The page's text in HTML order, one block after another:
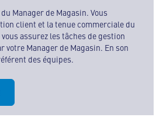
Manager de Magasin. Vous
client et la tenue commerciale du
assurez les tâches de gestion
votre Manager de Magasin. En son
des équipes.